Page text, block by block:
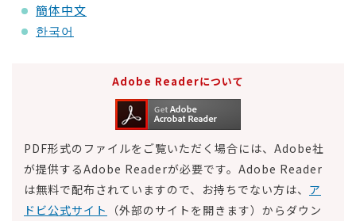
簡体中文
한국어
Adobe Readerについて
PDF形式のファイルをご覧いただく場合には、Adobe社
が提供するAdobe Readerが必要です。Adobe Reader
は無料で配布されていますので、お持ちでない方は、 ア
ドビ公式サイト
（外部のサイトを開きます）からダウン